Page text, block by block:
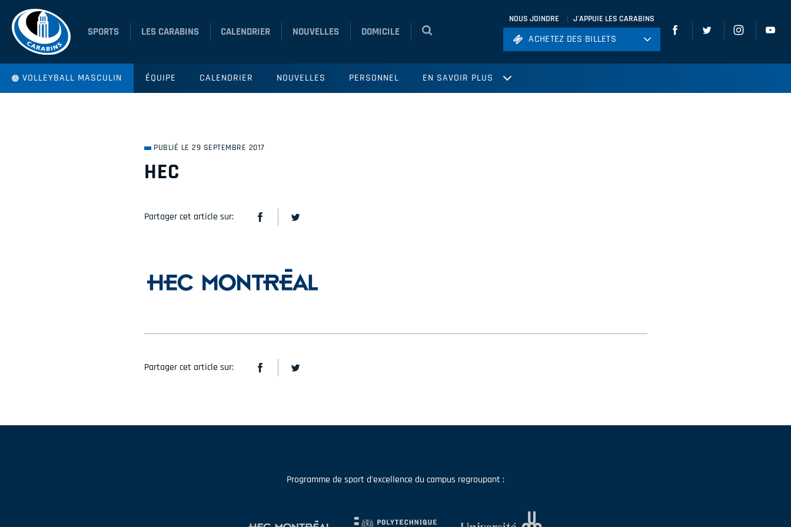
SPORTS LES CARABINS CALENDRIER NOUVELLES DOMICILE
NOUS JOINDRE J'APPUIE LES CARABINS
ACHETEZ DES BILLETS
ACHETEZ DES BILLETS
VOLLEYBALL MASCULIN ÉQUIPE CALENDRIER NOUVELLES PERSONNEL EN SAVOIR PLUS
PUBLIÉ LE 29 SEPTEMBRE 2017
HEC
Partager cet article sur:
Partager cet article sur:
Programme de sport d'excellence du campus regroupant :